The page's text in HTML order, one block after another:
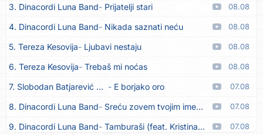
3. Dinacordi Luna Band Prijatelji stari 08.08
4. Dinacordi Luna Band Nikada saznati neću 08.08
5. Tereza Kesovija Ljubavi nestaju 08.08
6. Tereza Kesovija Trebaš mi noćas 08.08
7. Slobodan Batjarević Čobe E borjako oro 07.08
8. Dinacordi Luna Band Sreću zovem tvojim imenom (feat. Kristina Smetko) 07.08
9. Dinacordi Luna Band Tamburaši (feat. Kristina Smetko) 07.08